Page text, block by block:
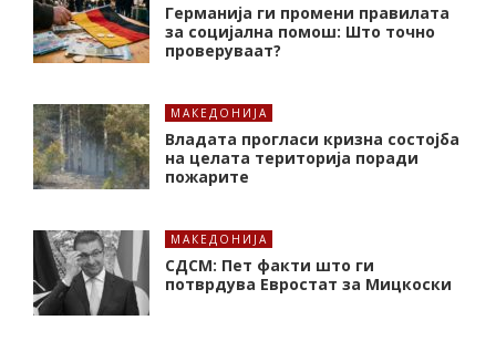
Германија ги промени правилата
за социјална помош: Што точно
проверуваат?
МАКЕДОНИЈА
Владата прогласи кризна состојба
на целата територија поради
пожарите
МАКЕДОНИЈА
СДСМ: Пет факти што ги
потврдува Евростат за Мицкоски